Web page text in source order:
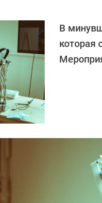
В
которая